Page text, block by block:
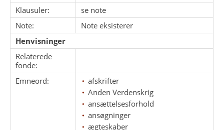
Klausuler:
se note
Note:
Note eksisterer
Henvisninger
Relaterede
fonde:
Emneord:
afskrifter
Anden Verdenskrig
ansættelsesforhold
ansøgninger
ægteskaber